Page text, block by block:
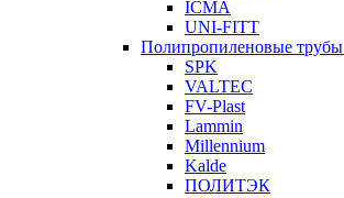
ICMA
UNI-FITT
Полипропиленовые трубы
SPK
VALTEC
FV-Plast
Lammin
Millennium
Kalde
ПОЛИТЭК